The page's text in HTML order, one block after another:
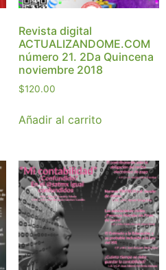
Revista digital
ACTUALIZANDOME.COM
número 21. 2Da Quincena
noviembre 2018
$120.00
Añadir al carrito